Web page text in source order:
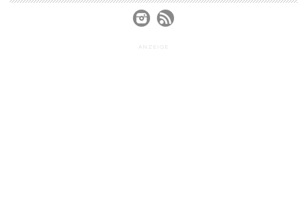
ANZEIGE